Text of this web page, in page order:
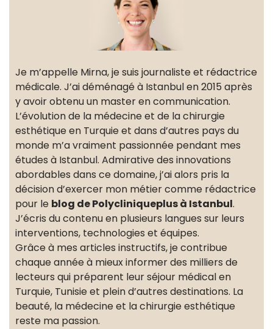
Je m’appelle Mirna, je suis journaliste et rédactrice
médicale. J’ai déménagé à Istanbul en 2015 après
y avoir obtenu un master en communication.
L’évolution de la médecine et de la chirurgie
esthétique en Turquie et dans d’autres pays du
monde m’a vraiment passionnée pendant mes
études à Istanbul. Admirative des innovations
abordables dans ce domaine, j’ai alors pris la
décision d’exercer mon métier comme rédactrice
pour le blog de Polycliniqueplus à Istanbul.
J’écris du contenu en plusieurs langues sur leurs
interventions, technologies et équipes.
Grâce à mes articles instructifs, je contribue
chaque année à mieux informer des milliers de
lecteurs qui préparent leur séjour médical en
Turquie, Tunisie et plein d’autres destinations. La
beauté, la médecine et la chirurgie esthétique
reste ma passion.